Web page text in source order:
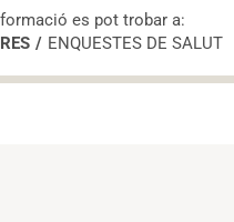
es pot trobar a:
ENQUESTES DE SALUT